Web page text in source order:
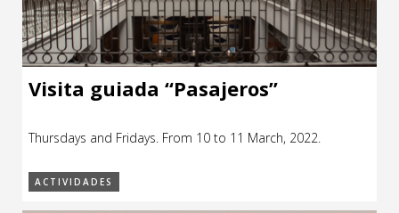
Visita guiada “Pasajeros”
Thursdays and Fridays. From 10 to 11 March, 2022.
ACTIVIDADES